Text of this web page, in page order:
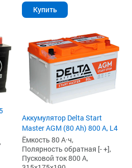
Купить
Аккумулятор Delta Start
Master AGM (80 Ah) 800 А, L4
Ёмкость 80 А·ч,
Полярность обратная [- +],
Пусковой ток 800 А,